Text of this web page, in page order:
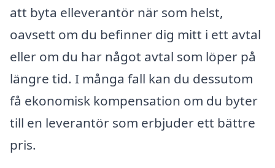
att byta elleverantör när som helst,
oavsett om du befinner dig mitt i ett avtal
eller om du har något avtal som löper på
längre tid. I många fall kan du dessutom
få ekonomisk kompensation om du byter
till en leverantör som erbjuder ett bättre
pris.